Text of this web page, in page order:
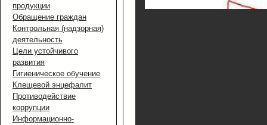
продукции
Обращение граждан
Контрольная (надзорная)
деятельность
Цели устойчивого
развития
Гигиеническое обучение
Клещевой энцефалит
Противодействие
коррупции
Информационно-